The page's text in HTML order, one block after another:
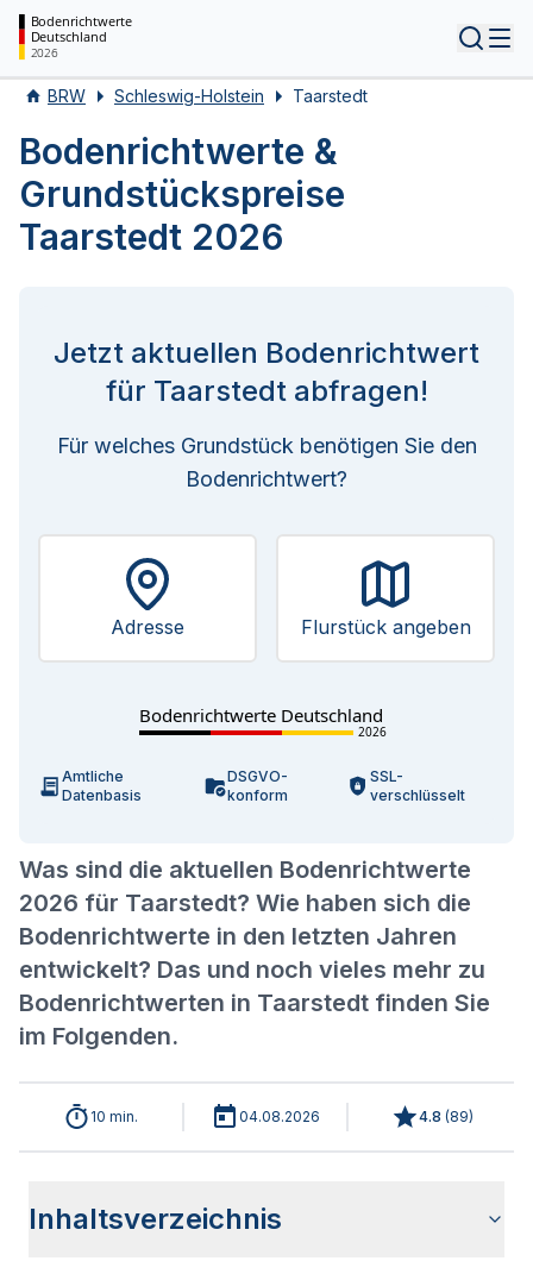
Bodenrichtwerte
Deutschland
2026
BRW Schleswig-Holstein Taarstedt
Bodenrichtwerte &
Grundstückspreise
Taarstedt 2026
Was sind die aktuellen Bodenrichtwerte
2026 für Taarstedt? Wie haben sich die
Bodenrichtwerte in den letzten Jahren
entwickelt? Das und noch vieles mehr zu
Bodenrichtwerten in Taarstedt finden Sie
im Folgenden.
Jetzt aktuellen Bodenrichtwert
für Taarstedt abfragen!
Für welches Grundstück benötigen Sie den
Bodenrichtwert?
Adresse Flurstück angeben
Bodenrichtwerte Deutschland
2026
Amtliche
Datenbasis
DSGVO-
konform
SSL-
verschlüsselt
10 min. 04.08.2026 4.8 (89)
Inhaltsverzeichnis